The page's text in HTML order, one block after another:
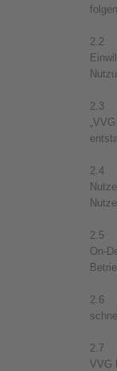
2.2
2.3
2.4
2.5
On-
2.6
2.7
VVG